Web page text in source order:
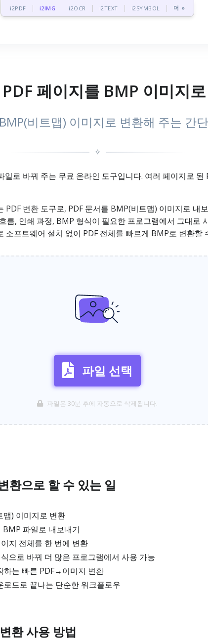
i2PDF i2IMG i2OCR i2TEXT i2SYMBOL 더 »
페이지를 BMP 이미지
비트맵) 이미지로 변환해 주는 간
✧
로 바꿔 주는 무료 온라인 도구입니다. 여러 페이지로
변환 도구로, PDF 문서를 BMP(비트맵) 이미지로 내
름, 인쇄 과정, BMP 형식이 필요한 프로그램에서 그대로
프트웨어 설치 없이 PDF 전체를 빠르게 BMP로 변환할
파일 선택
파일은 30분 후에 자동으로 삭제됩니다.
환으로 할 수 있는 일
맵) 이미지로 변환
BMP 파일로 내보내기
지 전체를 한 번에 변환
으로 바꿔 더 많은 프로그램에서 사용 가능
하는 빠른 PDF→이미지 변환
드로 끝나는 단순한 워크플로우
환 사용 방법